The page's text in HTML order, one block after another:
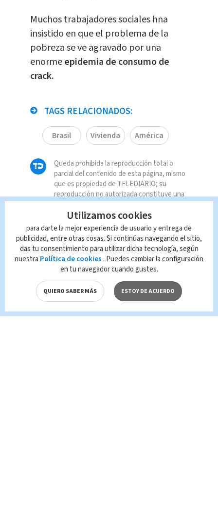
Muchos trabajadores sociales hna
insistido en que el problema de la
pobreza se ve agravado por una
enormeepidemia de consumo de
crack.
TAGS RELACIONADOS:
Brasil Vivienda América
Queda prohibida la reproducción total o
parcial del contenido de esta página, mismo
que es propiedad de TELEDIARIO; su
reproducción no autorizada constituye una
infracción y un delito de conformidad con las
leyes aplicables.
Utilizamos cookies
para darte la mejor experiencia de usuario y entrega de
publicidad, entre otras cosas. Si continúas navegando el sitio,
das tu consentimiento para utilizar dicha tecnología, según
nuestra Política de cookies . Puedes cambiar la configuración
en tu navegador cuando gustes.
QUIERO SABER MÁS ESTOY DE ACUERDO